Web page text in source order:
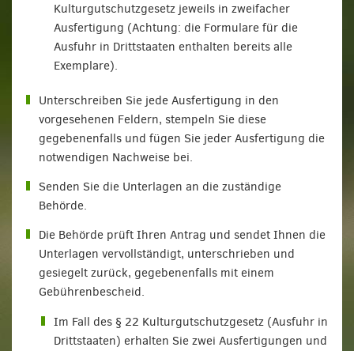
Kulturgutschutzgesetz jeweils in zweifacher
Ausfertigung (Achtung: die Formulare für die
Ausfuhr in Drittstaaten enthalten bereits alle
Exemplare).
Unterschreiben Sie jede Ausfertigung in den
vorgesehenen Feldern, stempeln Sie diese
gegebenenfalls und fügen Sie jeder Ausfertigung die
notwendigen Nachweise bei.
Senden Sie die Unterlagen an die zuständige
Behörde.
Die Behörde prüft Ihren Antrag und sendet Ihnen die
Unterlagen vervollständigt, unterschrieben und
gesiegelt zurück, gegebenenfalls mit einem
Gebührenbescheid.
Im Fall des § 22 Kulturgutschutzgesetz (Ausfuhr in
Drittstaaten) erhalten Sie zwei Ausfertigungen und